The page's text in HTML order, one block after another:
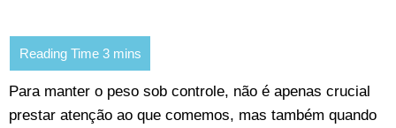
Para manter o peso sob controle, não é apenas crucial
prestar atenção ao que comemos, mas também quando